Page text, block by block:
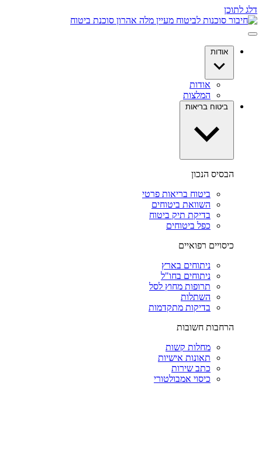
דלג לתוכן
אודות
אודות
המלצות
ביטוח בריאות
הבסיס הנכון
ביטוח בריאות פרטי
השוואת ביטוחים
בדיקת תיק ביטוח
כפל ביטוחים
כיסויים רפואיים
ניתוחים בארץ
ניתוחים בחו"ל
תרופות מחוץ לסל
השתלות
בדיקות מתקדמות
הרחבות חשובות
מחלות קשות
תאונות אישיות
כתב שירות
כיסוי אמבולטורי